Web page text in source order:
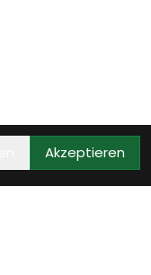
Akzeptieren